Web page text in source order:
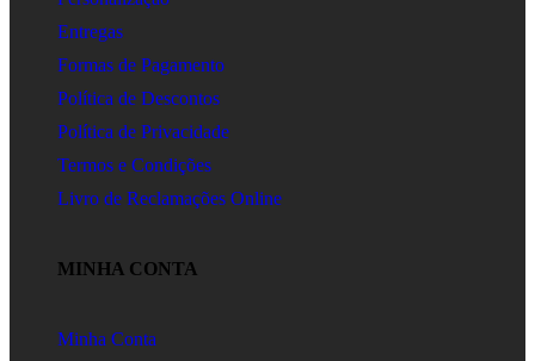
Entregas
Formas de Pagamento
Política de Descontos
Política de Privacidade
Termos e Condições
Livro de Reclamações Online
MINHA CONTA
Minha Conta